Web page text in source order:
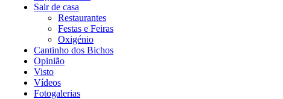
Sair de casa
Restaurantes
Festas e Feiras
Oxigénio
Cantinho dos Bichos
Opinião
Visto
Vídeos
Fotogalerias